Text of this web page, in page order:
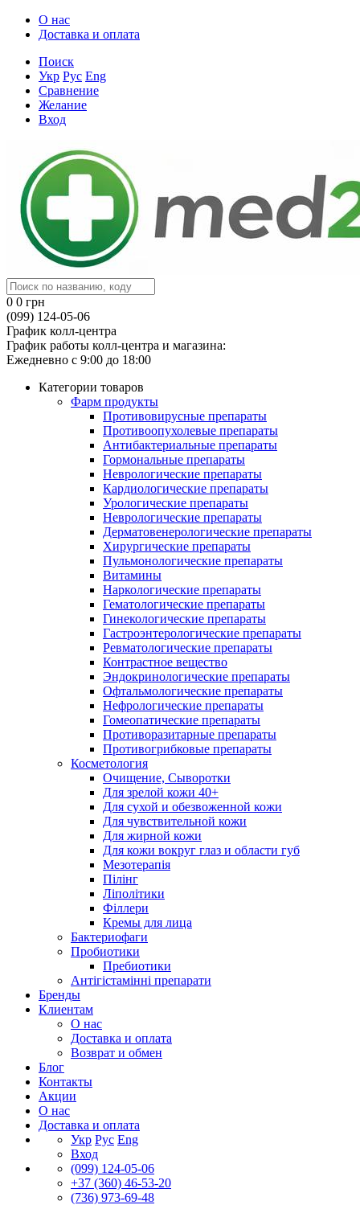
О нас
Доставка и оплата
Поиск
Укр Рус Eng
Сравнение
Желание
Вход
0 0 грн
(099) 124-05-06
График колл-центра
График работы колл-центра и магазина:
Ежедневно с 9:00 до 18:00
Категории товаров
Фарм продукты
Противовирусные препараты
Противоопухолевые препараты
Антибактериальные препараты
Гормональные препараты
Неврологические препараты
Кардиологические препараты
Урологические препараты
Неврологические препараты
Дерматовенерологические препараты
Хирургические препараты
Пульмонологические препараты
Витамины
Наркологические препараты
Гематологические препараты
Гинекологические препараты
Гастроэнтерологические препараты
Ревматологические препараты
Контрастное вещество
Эндокринологические препараты
Офтальмологические препараты
Нефрологические препараты
Гомеопатические препараты
Противоразитарные препараты
Противогрибковые препараты
Косметология
Очищение, Сыворотки
Для зрелой кожи 40+
Для сухой и обезвоженной кожи
Для чувствительной кожи
Для жирной кожи
Для кожи вокруг глаз и области губ
Мезотерапія
Пілінг
Ліполітики
Філлери
Кремы для лица
Бактериофаги
Пробиотики
Пребиотики
Антігістамінні препарати
Бренды
Клиентам
О нас
Доставка и оплата
Возврат и обмен
Блог
Контакты
Акции
О нас
Доставка и оплата
Укр Рус Eng
Вход
(099) 124-05-06
+37 (360) 46-53-20
(736) 973-69-48